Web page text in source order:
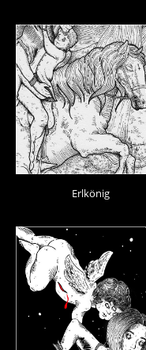
Erlkönig